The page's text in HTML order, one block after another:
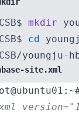
mkdir
cd
youngju-
site.xml